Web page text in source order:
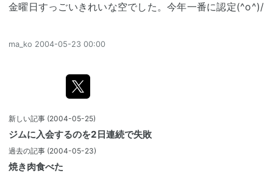
金曜日すっごいきれいな空でした。今年一番に認定(^o^)/
ma_ko 2004-05-23 00:00
新しい記事 (2004-05-25)
ジムに入会するのを2日連続で失敗
過去の記事 (2004-05-23)
焼き肉食べた